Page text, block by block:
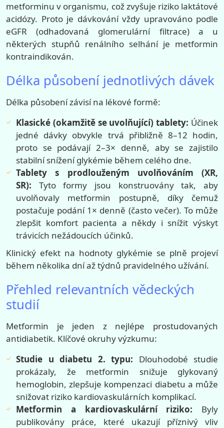
metforminu v organismu, což zvyšuje riziko laktátové
acidózy. Proto je dávkování vždy upravováno podle
eGFR (odhadovaná glomerulární filtrace) a u
některých stupňů renálního selhání je metformin
kontraindikován.
Délka působení jednotlivých dávek
Délka působení závisí na lékové formě:
Klasické (okamžitě se uvolňující) tablety: Účinek
jedné dávky obvykle trvá přibližně 8–12 hodin,
proto se podávají 2–3× denně, aby se zajistilo
stabilní snížení glykémie během celého dne.
Tablety s prodlouženým uvolňováním (XR,
SR): Tyto formy jsou konstruovány tak, aby
uvolňovaly metformin postupně, díky čemuž
postačuje podání 1× denně (často večer). To může
zlepšit komfort pacienta a někdy i snížit výskyt
trávicích nežádoucích účinků.
Klinický efekt na hodnoty glykémie se plně projeví
během několika dní až týdnů pravidelného užívání.
Přehled relevantních vědeckých
studií
Metformin je jeden z nejlépe prostudovaných
antidiabetik. Klíčové okruhy výzkumu:
Studie u diabetu 2. typu: Dlouhodobé studie
prokázaly, že metformin snižuje glykovaný
hemoglobin, zlepšuje kompenzaci diabetu a může
snižovat riziko kardiovaskulárních komplikací.
Metformin a kardiovaskulární riziko: Byly
publikovány práce, které ukazují příznivý vliv